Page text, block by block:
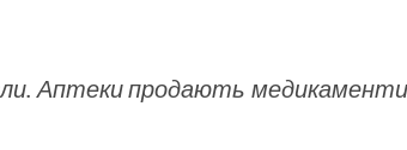
Аптеки продають